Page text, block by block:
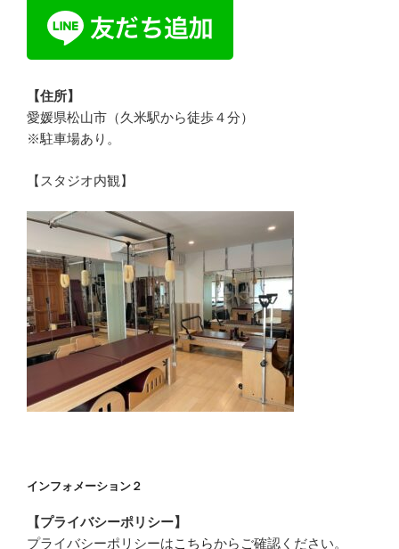
【住所】
愛媛県松山市（久米駅から徒歩４分）
※駐車場あり。
【スタジオ内観】
インフォメーション２
【プライバシーポリシー】
プライバシーポリシーはこちらからご確認ください。